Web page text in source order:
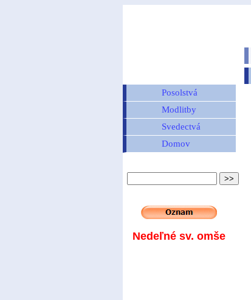
Posolstvá
Modlitby
Svedectvá
Domov
Nedeľné sv. omše